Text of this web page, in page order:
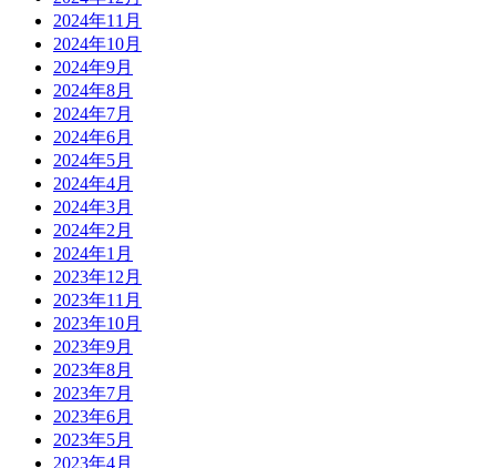
2024年11月
2024年10月
2024年9月
2024年8月
2024年7月
2024年6月
2024年5月
2024年4月
2024年3月
2024年2月
2024年1月
2023年12月
2023年11月
2023年10月
2023年9月
2023年8月
2023年7月
2023年6月
2023年5月
2023年4月